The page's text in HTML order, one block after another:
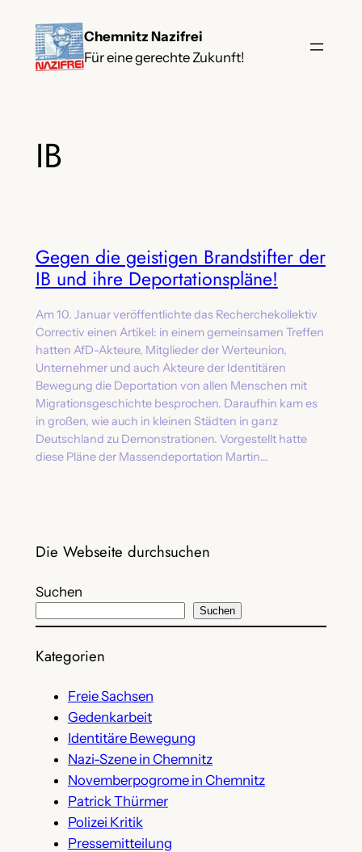
Inhalt
springen
Chemnitz Nazifrei
Für eine gerechte Zukunft!
IB
Gegen die geistigen Brandstifter der
IB und ihre Deportationspläne!
Am 10. Januar veröffentlichte das Recherchekollektiv
Correctiv einen Artikel: in einem gemeinsamen Treffen
hatten AfD-Akteure, Mitglieder der Werteunion,
Unternehmer und auch Akteure der Identitären
Bewegung die Deportation von allen Menschen mit
Migrationsgeschichte besprochen. Daraufhin kam es
in großen, wie auch in kleinen Städten in ganz
Deutschland zu Demonstrationen. Vorgestellt hatte
diese Pläne der Massendeportation Martin…
Die Webseite durchsuchen
Suchen
Suchen
Kategorien
Freie Sachsen
Gedenkarbeit
Identitäre Bewegung
Nazi-Szene in Chemnitz
Novemberpogrome in Chemnitz
Patrick Thürmer
Polizei Kritik
Pressemitteilung